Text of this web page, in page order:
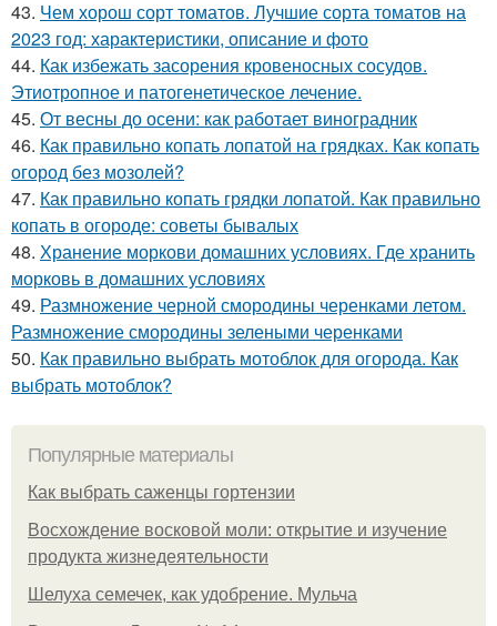
43. Чем хорош сорт томатов. Лучшие сорта томатов на
2023 год: характеристики, описание и фото
44. Как избежать засорения кровеносных сосудов.
Этиотропное и патогенетическое лечение.
45. От весны до осени: как работает виноградник
46. Как правильно копать лопатой на грядках. Как копать
огород без мозолей?
47. Как правильно копать грядки лопатой. Как правильно
копать в огороде: советы бывалых
48. Хранение моркови домашних условиях. Где хранить
морковь в домашних условиях
49. Размножение черной смородины черенками летом.
Размножение смородины зелеными черенками
50. Как правильно выбрать мотоблок для огорода. Как
выбрать мотоблок?
Популярные материалы
Как выбрать саженцы гортензии
Восхождение восковой моли: открытие и изучение
продукта жизнедеятельности
Шелуха семечек, как удобрение. Мульча